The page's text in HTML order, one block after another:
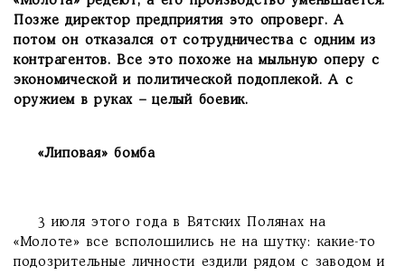
Позже директор предприятия это опроверг. А
потом он отказался от сотрудничества с одним из
контрагентов. Все это похоже на мыльную оперу с
экономической и политической подоплекой. А с
оружием в руках – целый боевик.
«Липовая» бомба
3 июля этого года в Вятских Полянах на
«Молоте» все всполошились не на шутку: какие-то
подозрительные личности ездили рядом с заводом и